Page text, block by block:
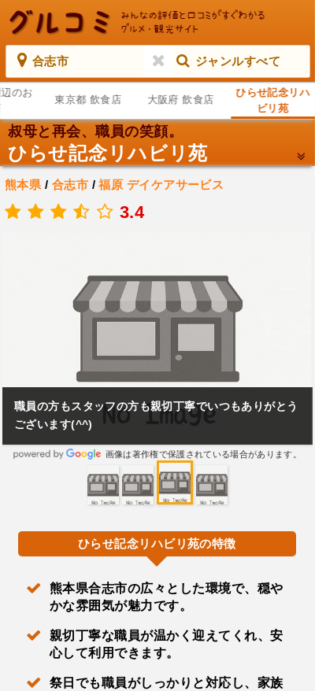
合志市 ジャンルすべて
のお
東京都 飲食店 大阪府 飲食店
ひらせ記念リハ
ビリ苑
叔母と再会、職員の笑顔。
ひらせ記念リハビリ苑
熊本県 / 合志市 /福原 デイケアサービス
3.4
職員の方もスタッフの方も親切丁寧でいつもありがとう
ございます(^^)
画像は著作権で保護されている場合があります。
ひらせ記念リハビリ苑の特徴
熊本県合志市の広々とした環境で、穏や
かな雰囲気が魅力です。
親切丁寧な職員が温かく迎えてくれ、安
心して利用できます。
祭日でも職員がしっかりと対応し、家族